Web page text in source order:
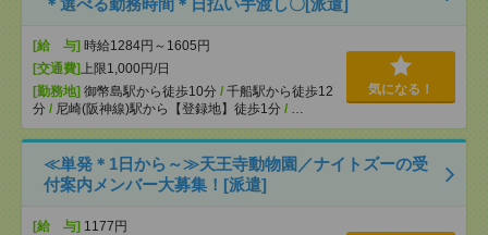
＊選べる勤務時間＊日払い手渡し〇[派遣]
[給 与] 時給1284円～1605円
[交通費] 上限1,000円/日
[勤務地] 御幣島駅から徒歩10分 / 千船駅から徒歩12
分 / 尼崎(阪神線)駅から【登録地】徒歩1分 / …
気になる！
≪単発＊1日から～≫天王寺動物園／ナイトズーの受
付案内メンバー大募集！[派遣]
[給 与] 1177円